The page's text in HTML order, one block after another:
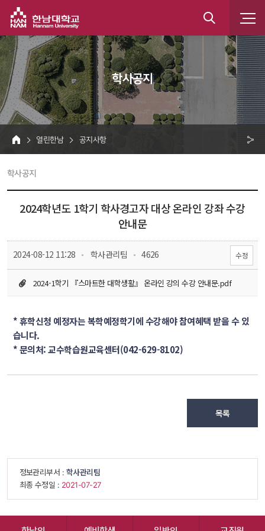
통
학사공지
HOME
열린한남 공지사항
유
학사공지
2024학년도 1학기 학사경고자 대상 온라인 강좌 수강
안내문
2024-08-12 11:28 학사관리팀 4626 수정
2024-1학기 『스마트한 대학생활』 온라인 강의 수강 안내문.pdf
* 휴학신청 예정자는 복학예정학기에 수강해야 참여혜택 받을 수 있
습니다.
* 문의처: 교수학습원교육센터(042-629-8102)
목록
정보관리부서 : 학사관리팀
최종 수정일 : 2021-07-27